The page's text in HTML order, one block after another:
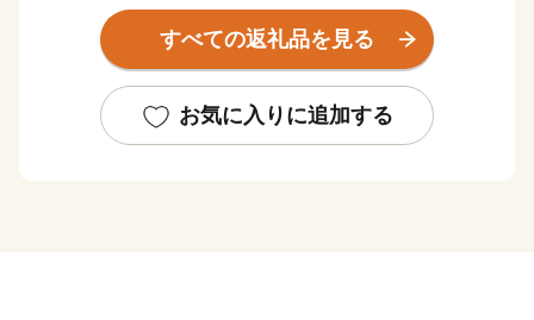
美術館や博物館などの文化施設が多数存在する「上
野」、芸術・芸能と庶民文化の一大中心地である「浅
町の人情とぬくもりが息づく個性ある地域が本区を形作
っています。
すべての返礼品を見る
お気に入りに追加する